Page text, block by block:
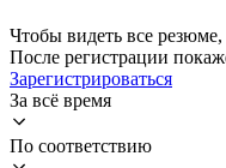
Чтобы видеть все резюме,
После регистрации
Зарегистрироваться
За всё время
По соответствию